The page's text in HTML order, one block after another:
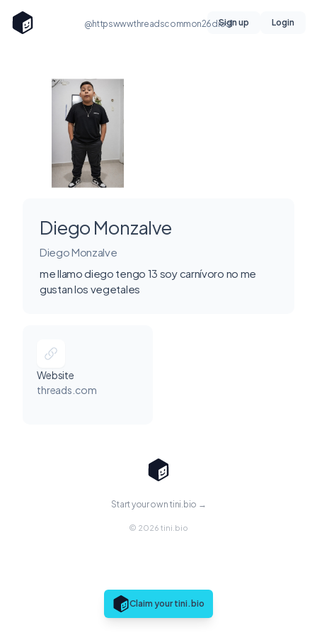
@httpswwwthreadscommon26dios1Sign up Login
Diego Monzalve
Diego Monzalve
me llamo diego tengo 13 soy carnívoro no me
gustan los vegetales
Website
threads.com
Claim your tini.bio
Start your own tini.bio →
© 2026 tini.bio